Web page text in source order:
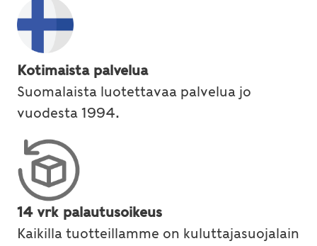
Kotimaista palvelua
Suomalaista luotettavaa palvelua jo
vuodesta 1994.
14 vrk palautusoikeus
Kaikilla tuotteillamme on kuluttajasuojalain